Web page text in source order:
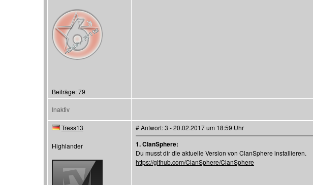
Beiträge: 79
Inaktiv
Tress13
Highlander
# Antwort: 3 - 20.02.2017 um 18:59 Uhr
1. ClanSphere:
Du musst dir die aktuelle Version von ClanSphere installieren.
https://github.com/ClanSphere/ClanSphere